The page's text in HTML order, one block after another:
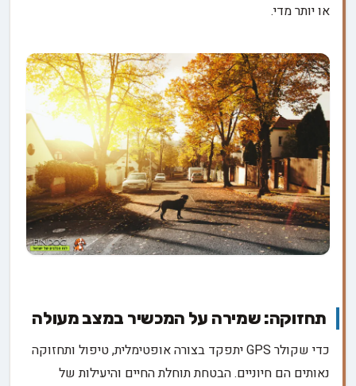
או יותר מדי.
תחזוקה: שמירה על המכשיר במצב מעולה
כדי שקולר GPS יתפקד בצורה אופטימלית, טיפול ותחזוקה
נאותים הם חיוניים. הבטחת תוחלת החיים והיעילות של